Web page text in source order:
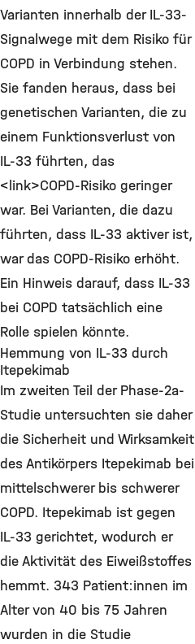
Varianten innerhalb der IL-33-
Signalwege mit dem Risiko für
COPD in Verbindung stehen.
Sie fanden heraus, dass bei
genetischen Varianten, die zu
einem Funktionsverlust von
IL-33 führten, das
<link>COPD-Risiko geringer
war. Bei Varianten, die dazu
führten, dass IL-33 aktiver ist,
war das COPD-Risiko erhöht.
Ein Hinweis darauf, dass IL-33
bei COPD tatsächlich eine
Rolle spielen könnte.
Hemmung von IL-33 durch
Itepekimab
Im zweiten Teil der Phase-2a-
Studie untersuchten sie daher
die Sicherheit und Wirksamkeit
des Antikörpers Itepekimab bei
mittelschwerer bis schwerer
COPD. Itepekimab ist gegen
IL-33 gerichtet, wodurch er
die Aktivität des Eiweißstoffes
hemmt. 343 Patient:innen im
Alter von 40 bis 75 Jahren
wurden in die Studie